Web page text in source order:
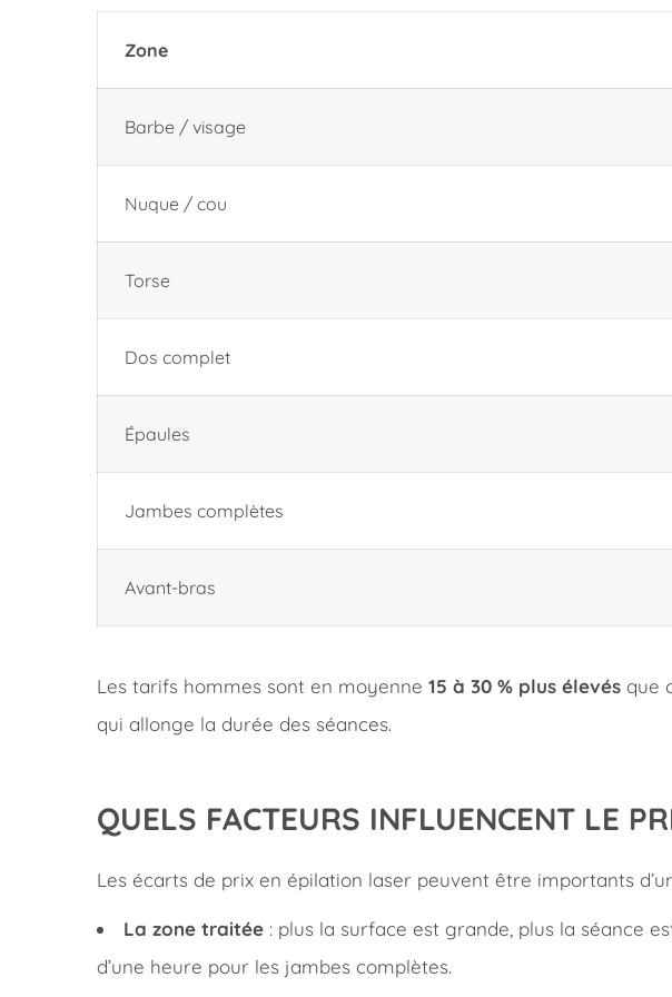
Zone
Barbe / visage
Nuque / cou
Torse
Dos complet
Épaules
Jambes complètes
Avant-bras
Les tarifs hommes sont en moyenne 15 à 30 % plus élevés que
qui allonge la durée des séances.
QUELS FACTEURS INFLUENCENT LE
Les écarts de prix en épilation laser peuvent être importants
La zone traitée : plus la surface est grande, plus la séance
d’une heure pour les jambes complètes.